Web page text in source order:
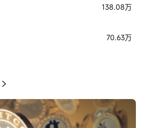
138.08万
70.63万